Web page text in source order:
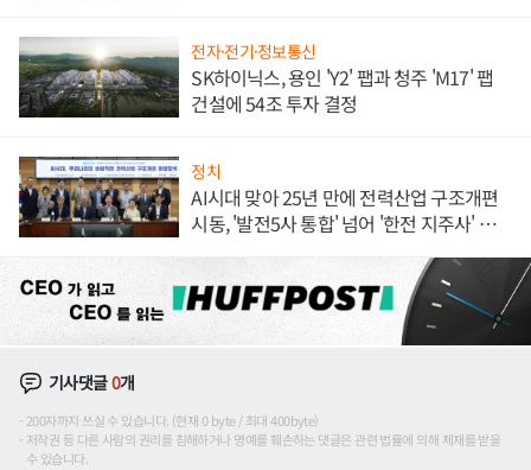
전자·전기·정보통신
SK하이닉스, 용인 'Y2' 팹과 청주 'M17' 팹
건설에 54조 투자 결정
정치
AI시대 맞아 25년 만에 전력산업 구조개편
시동, '발전5사 통합' 넘어 '한전 지주사' 재편
기사댓글0개
200자까지 쓰실 수 있습니다. (현재 0 byte / 최대 400byte)
저작권 등 다른 사람의 권리를 침해하거나 명예를 훼손하는 댓글은 관련 법률에 의해 제재를 받을
수 있습니다.